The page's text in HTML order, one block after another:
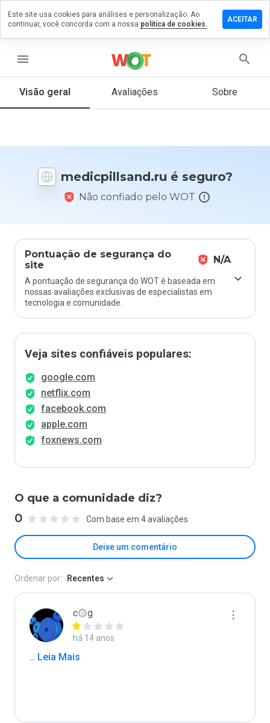
menu
Visão geral Avaliações Sobre
medicpillsand.ru é seguro?
Não confiado pelo WOT
Pontuação de segurança do
site
N/A
A pontuação de segurança do WOT é baseada em
nossas avaliações exclusivas de especialistas em
tecnologia e comunidade.
Veja sites confiáveis populares:
google.com
netflix.com
facebook.com
apple.com
foxnews.com
O que a comunidade diz?
0 Com base em 4 avaliações
Deixe um comentário
um
em
De 1
nota
Ordenar por: Recentes
c۞g
há 14 anos
... Leia Mais
Este site usa cookies para análises e personalização. Ao
continuar, você concorda com a nossa política de cookies.
ACEITAR